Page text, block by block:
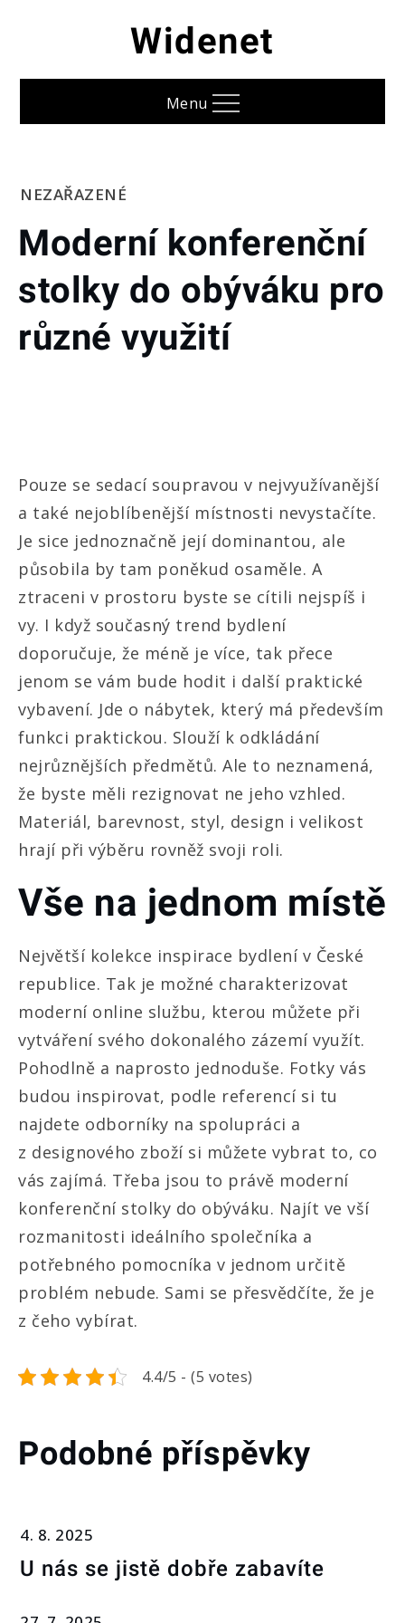
Widenet
Menu
Home
konferenční
stolky do
obýváku pro
různé
využití
NEZAŘAZENÉ
Moderní konferenční
stolky do obýváku pro
různé využití
Pouze se sedací soupravou v nejvyužívanější
a také nejoblíbenější místnosti nevystačíte.
Je sice jednoznačně její dominantou, ale
působila by tam poněkud osaměle. A
ztraceni v prostoru byste se cítili nejspíš i
vy. I když současný trend bydlení
doporučuje, že méně je více, tak přece
jenom se vám bude hodit i další praktické
vybavení. Jde o nábytek, který má především
funkci praktickou. Slouží k odkládání
nejrůznějších předmětů. Ale to neznamená,
že byste měli rezignovat ne jeho vzhled.
Materiál, barevnost, styl, design i velikost
hrají při výběru rovněž svoji roli.
Vše na jednom místě
Největší kolekce inspirace bydlení v České
republice. Tak je možné charakterizovat
moderní online službu, kterou můžete při
vytváření svého dokonalého zázemí využít.
Pohodlně a naprosto jednoduše. Fotky vás
budou inspirovat, podle referencí si tu
najdete odborníky na spolupráci a
z designového zboží si můžete vybrat to, co
vás zajímá. Třeba jsou to právě moderní
konferenční stolky do obýváku. Najít ve vší
rozmanitosti ideálního společníka a
potřebného pomocníka v jednom určitě
problém nebude. Sami se přesvědčíte, že je
z čeho vybírat.
4.4/5 - (5 votes)
Podobné příspěvky
4. 8. 2025
U nás se jistě dobře zabavíte